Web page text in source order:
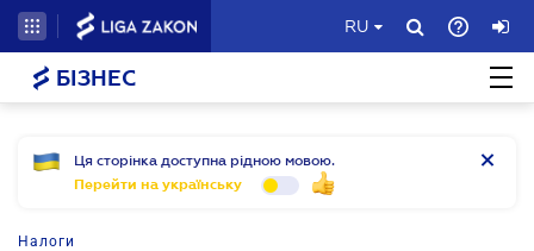
RU
БІЗНЕС
Ця сторінка доступна рідною мовою.
Перейти на українську
Налоги